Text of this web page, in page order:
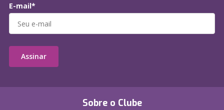
Sobre o Clube
E-mail*
Assinar